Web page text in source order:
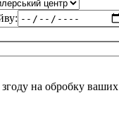
на обробку ваших